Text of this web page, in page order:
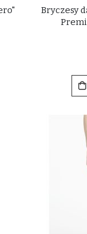
Bryczesy